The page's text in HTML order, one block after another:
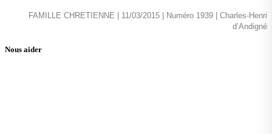
FAMILLE CHRETIENNE | 11/03/2015 | Numéro 1939 | Charles-Henri
d’Andigné
Nous aider